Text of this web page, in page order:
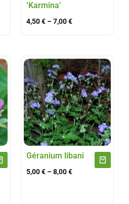
‘Karmina’
4,50€ –7,00€
Géranium libani
5,00€ –8,00€